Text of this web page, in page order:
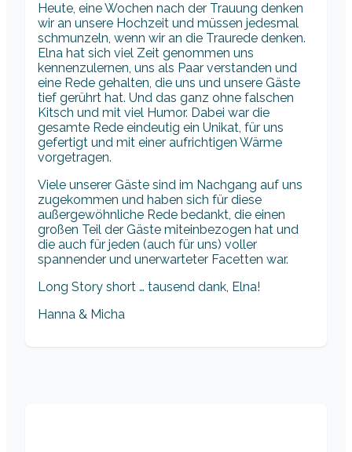
Heute, eine Wochen nach der Trauung denken
wir an unsere Hochzeit und müssen jedesmal
schmunzeln, wenn wir an die Traurede denken.
Elna hat sich viel Zeit genommen uns
kennenzulernen, uns als Paar verstanden und
eine Rede gehalten, die uns und unsere Gäste
tief gerührt hat. Und das ganz ohne falschen
Kitsch und mit viel Humor. Dabei war die
gesamte Rede eindeutig ein Unikat, für uns
gefertigt und mit einer aufrichtigen Wärme
vorgetragen.
Viele unserer Gäste sind im Nachgang auf uns
zugekommen und haben sich für diese
außergewöhnliche Rede bedankt, die einen
großen Teil der Gäste miteinbezogen hat und
die auch für jeden (auch für uns) voller
spannender und unerwarteter Facetten war.
Long Story short … tausend dank, Elna!
Hanna & Micha